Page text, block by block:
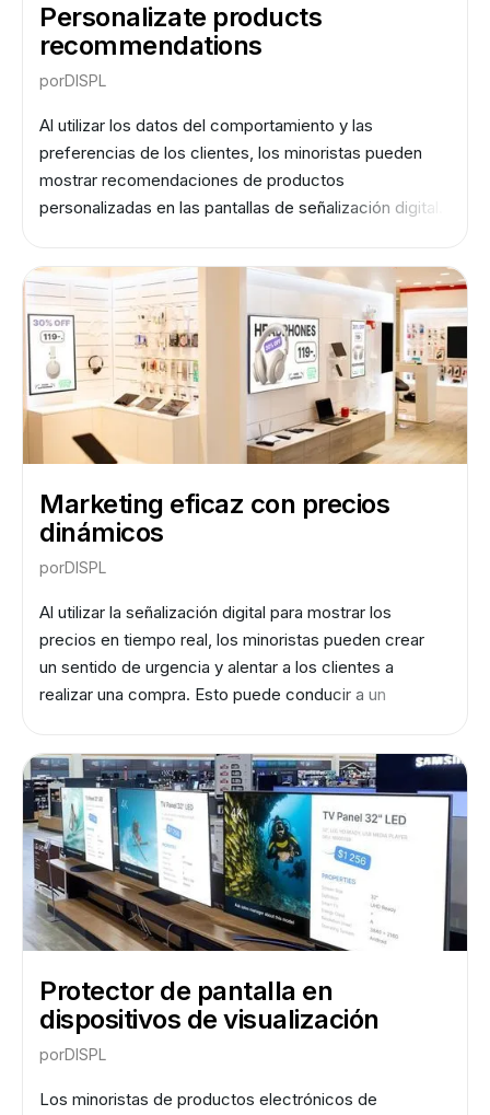
Personalizate products
recommendations
porDISPL
Al utilizar los datos del comportamiento y las
preferencias de los clientes, los minoristas pueden
mostrar recomendaciones de productos
personalizadas en las pantallas de señalización digital.
clientes realicen una compra y, por lo tanto, aumentar
las ventas.
Marketing eficaz con precios
dinámicos
porDISPL
Al utilizar la señalización digital para mostrar los
precios en tiempo real, los minoristas pueden crear
un sentido de urgencia y alentar a los clientes a
realizar una compra. Esto puede conducir a un
Protector de pantalla en
dispositivos de visualización
porDISPL
Los minoristas de productos electrónicos de